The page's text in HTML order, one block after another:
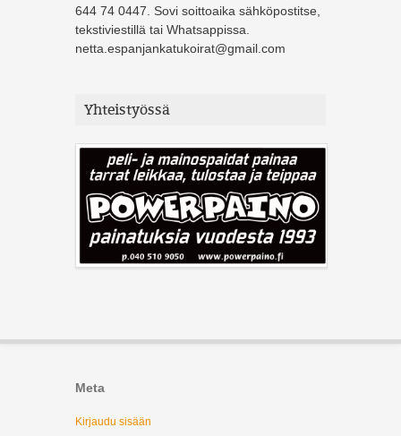
644 74 0447. Sovi soittoaika sähköpostitse,
tekstiviestillä tai Whatsappissa.
netta.espanjankatukoirat@gmail.com
Yhteistyössä
Meta
Kirjaudu sisään